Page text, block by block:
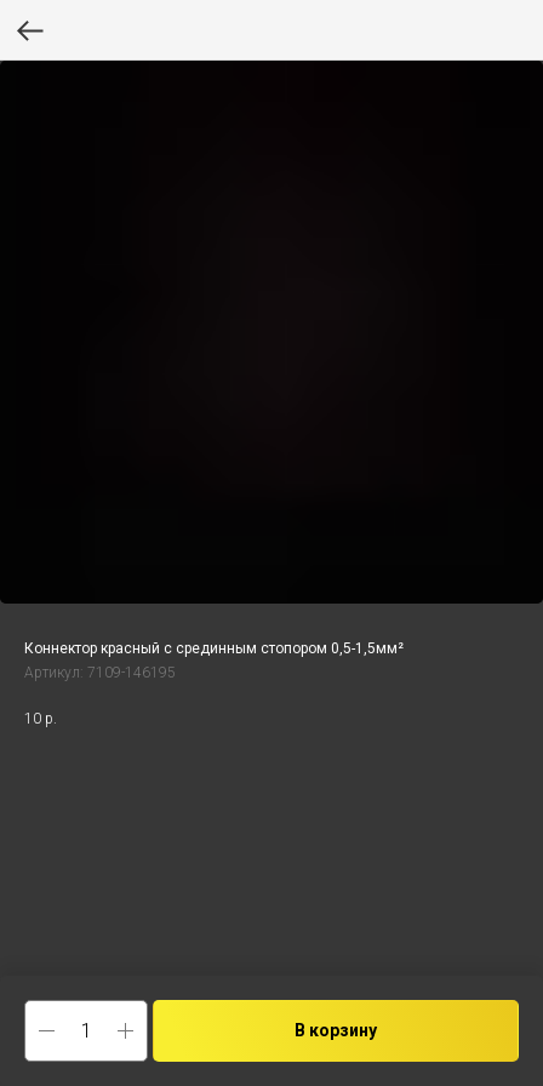
Коннектор красный с срединным стопором 0,5-1,5мм²
Артикул: 7109-146195
10 р.
В корзину